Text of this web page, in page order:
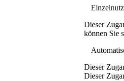
Dieser
können Sie
Dieser
Dieser